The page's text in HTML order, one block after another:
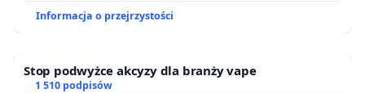
Puszczy Knyszyńskiej
Informacja o przejrzystości
Stop podwyżce akcyzy dla branży vape
1 510 podpisów